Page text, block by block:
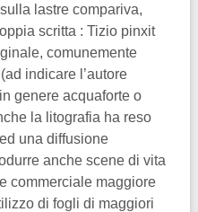
lastre compariva,
scritta : Tizio pinxit
comunemente
indicare l’autore
genere acquaforte o
la litografia ha reso
una diffusione
anche scene di vita
commerciale maggiore
di fogli di maggiori